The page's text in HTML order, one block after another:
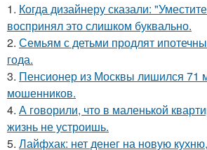
1. Когда дизайнеру сказали:
воспринял это слишком буквально.
2. Семьям с детьми продлят
года.
3. Пенсионер из Москвы лишился 71
мошенников.
4. А говорили, что в маленькой
жизнь не устроишь.
5. Лайфхак: нет денег на новую